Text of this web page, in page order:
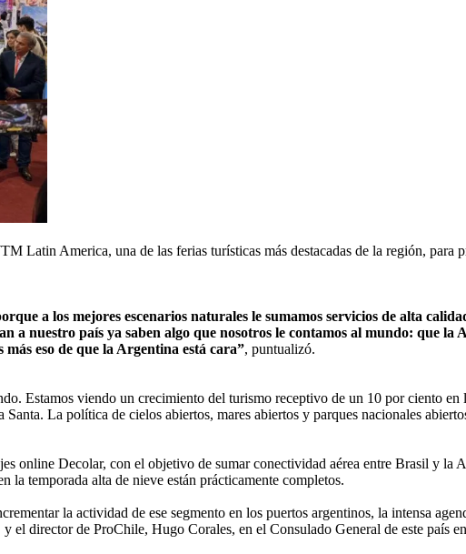
America, una de las ferias turísticas más destacadas de la región, para
a los mejores escenarios naturales le sumamos servicios de alta
nuestro país ya saben algo que nosotros le contamos al mundo: que la
eso de que la Argentina está cara”, puntualizó.
Estamos viendo un crecimiento del turismo receptivo de un 10 por ciento
La política de cielos abiertos, mares abiertos y parques nacionales
online Decolar, con el objetivo de sumar conectividad aérea entre Brasil y la
la temporada alta de nieve están prácticamente completos.
la actividad de ese segmento en los puertos argentinos, la intensa
director de ProChile, Hugo Corales, en el Consulado General de este país